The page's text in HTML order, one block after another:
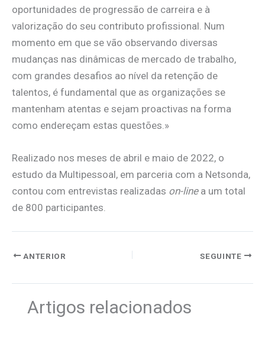
oportunidades de progressão de carreira e à
valorização do seu contributo profissional. Num
momento em que se vão observando diversas
mudanças nas dinâmicas de mercado de trabalho,
com grandes desafios ao nível da retenção de
talentos, é fundamental que as organizações se
mantenham atentas e sejam proactivas na forma
como endereçam estas questões.»
Realizado nos meses de abril e maio de 2022, o
estudo da Multipessoal, em parceria com a Netsonda,
contou com entrevistas realizadas on-linea um total
de 800 participantes.
ANTERIOR SEGUINTE
Artigos relacionados